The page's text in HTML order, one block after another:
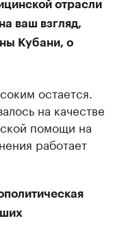
отрасли
ваш взгляд,
Кубани, о
остается.
на качестве
помощи на
работает